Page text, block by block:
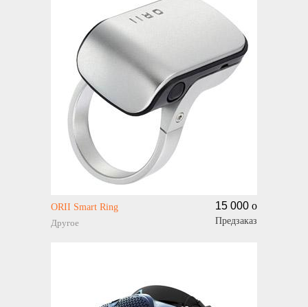
ORII Smart Ring
Другое
15 000 o
Предзаказ